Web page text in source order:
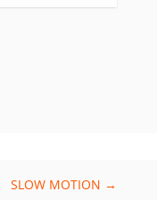
SLOW MOTION →